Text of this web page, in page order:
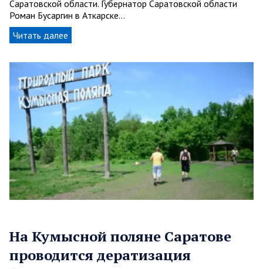
Саратовской области. Губернатор Саратовской области
Роман Бусаргин в Аткарске…
Читать далее
На Кумысной поляне Саратове
проводится дератизация